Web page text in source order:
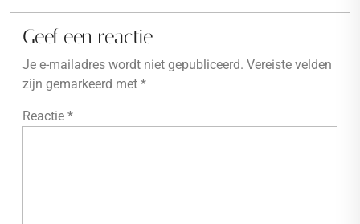
Geef een reactie
Je e-mailadres wordt niet gepubliceerd. Vereiste velden
zijn gemarkeerd met *
Reactie *